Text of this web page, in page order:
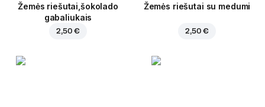
Žemės riešutai,šokolado
gabaliukais
2,50 €
Žemės riešutai su medumi
2,50 €